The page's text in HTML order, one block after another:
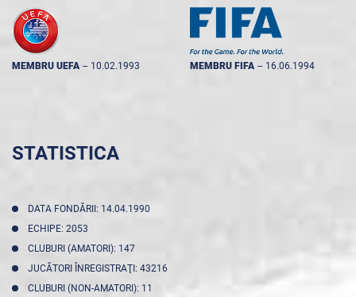
MEMBRU UEFA -- 10.02.1993 MEMBRU FIFA -- 16.06.1994
STATISTICA
DATA FONDĂRII: 14.04.1990
ECHIPE: 2053
CLUBURI (AMATORI): 147
JUCĂTORI ÎNREGISTRAŢI: 43216
CLUBURI (NON-AMATORI): 11